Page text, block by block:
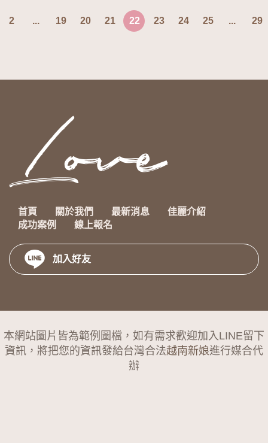
2 ... 19 20 21 22 23 24 25 ... 29
首頁 關於我們 最新消息
佳麗介紹
成功案例
線上報名
加入好友
本網站圖片皆為範例圖檔，如有需求歡迎加入LINE留下
資訊，將把您的資訊發給台灣合法越南新娘進行媒合代
辦